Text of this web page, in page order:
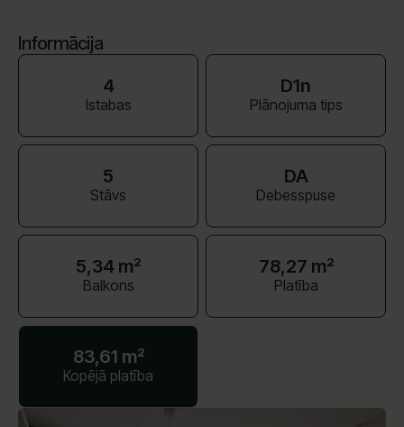
Informācija
4
Istabas
D1n
Plānojuma tips
5
Stāvs
DA
Debesspuse
5,34 m²
Balkons
78,27 m²
Platība
83,61 m²
Kopējā platība